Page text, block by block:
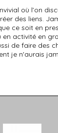
où l’on
des liens.
ce soit en
en activité en
de faire des
je n'aurais